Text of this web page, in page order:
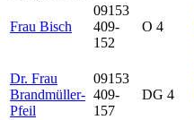
Frau Bisch
09153
409-
152
O 4
Dr. Frau
Brandmüller-
Pfeil
09153
409-
157
DG 4